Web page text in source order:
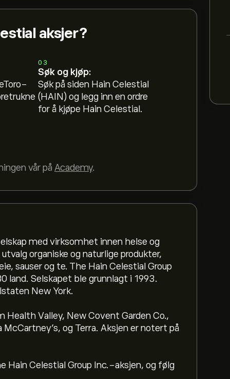
aksjer?
03
Søk og kjøp:
Søk på siden Hain Celestial
(HAIN) og legg inn en ordre
for å kjøpe Hain Celestial.
vår på Academy.
med virksomhet innen helse og
organiske og naturlige produkter,
sauser og te. The Hain Celestial Group
land. Selskapet ble grunnlagt i 1993.
New York.
Health Valley, New Covent Garden Co.,
og Terra. Aksjen er notert på
Hain Celestial Group Inc.-aksjen, og følg
er 0.5921‎$‎.Registrer degpå eToro for